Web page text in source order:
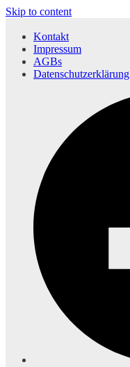
Skip to content
Kontakt
Impressum
AGBs
Datenschutzerklärung